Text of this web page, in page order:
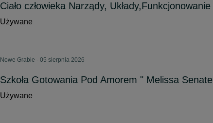
Ciało człowieka Narządy, Układy,Funkcjonowanie
Używane
Nowe Grabie - 05 sierpnia 2026
Szkoła Gotowania Pod Amorem " Melissa Senate
Używane